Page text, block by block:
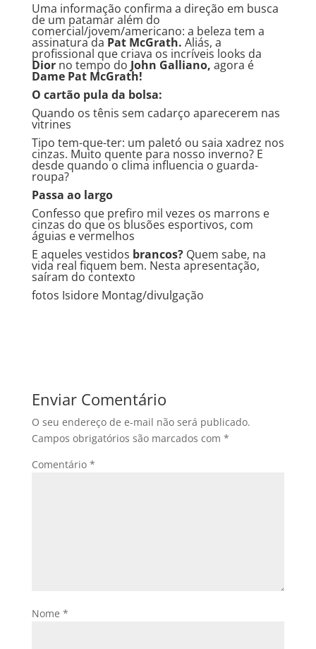
Uma informação confirma a direção em busca
de um patamar além do
comercial/jovem/americano: a beleza tem a
assinatura da Pat McGrath. Aliás, a
profissional que criava os incríveis looks da
Diorno tempo do John Galliano, agora é
Dame Pat McGrath!
O cartão pula da bolsa:
Quando os tênis sem cadarço aparecerem nas
vitrines
Tipo tem-que-ter: um paletó ou saia xadrez nos
cinzas. Muito quente para nosso inverno? E
desde quando o clima influencia o guarda-
roupa?
Passa ao largo
Confesso que prefiro mil vezes os marrons e
cinzas do que os blusões esportivos, com
águias e vermelhos
E aqueles vestidos brancos?Quem sabe, na
vida real fiquem bem. Nesta apresentação,
saíram do contexto
fotos Isidore Montag/divulgação
Enviar Comentário
O seu endereço de e-mail não será publicado.
Campos obrigatórios são marcados com *
Comentário *
Nome *